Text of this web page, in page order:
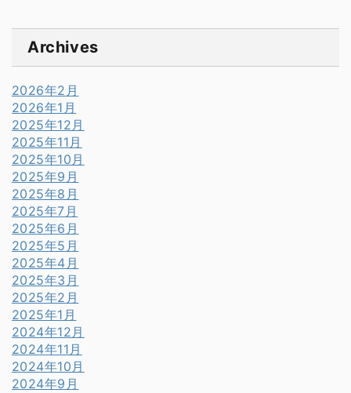
Archives
2026年2月
2026年1月
2025年12月
2025年11月
2025年10月
2025年9月
2025年8月
2025年7月
2025年6月
2025年5月
2025年4月
2025年3月
2025年2月
2025年1月
2024年12月
2024年11月
2024年10月
2024年9月